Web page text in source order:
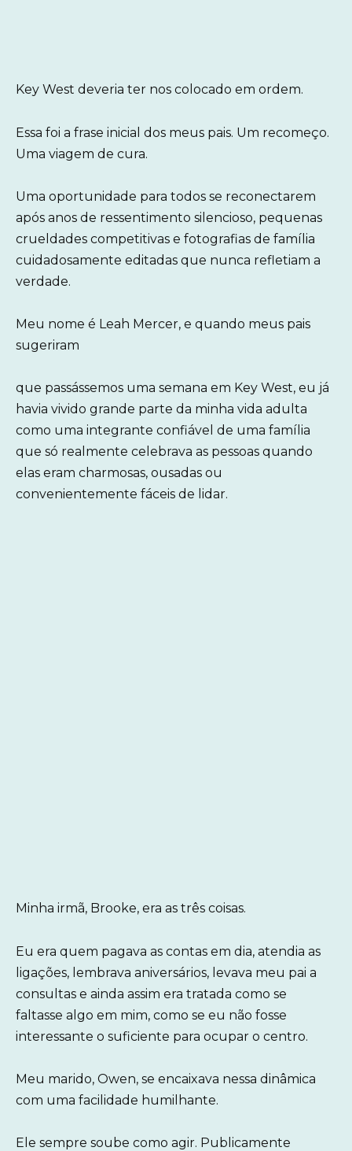
Key West deveria ter nos colocado em ordem.
Essa foi a frase inicial dos meus pais. Um recomeço.
Uma viagem de cura.
Uma oportunidade para todos se reconectarem
após anos de ressentimento silencioso, pequenas
crueldades competitivas e fotografias de família
cuidadosamente editadas que nunca refletiam a
verdade.
Meu nome é Leah Mercer, e quando meus pais
sugeriram
que passássemos uma semana em Key West, eu já
havia vivido grande parte da minha vida adulta
como uma integrante confiável de uma família
que só realmente celebrava as pessoas quando
elas eram charmosas, ousadas ou
convenientemente fáceis de lidar.
Minha irmã, Brooke, era as três coisas.
Eu era quem pagava as contas em dia, atendia as
ligações, lembrava aniversários, levava meu pai a
consultas e ainda assim era tratada como se
faltasse algo em mim, como se eu não fosse
interessante o suficiente para ocupar o centro.
Meu marido, Owen, se encaixava nessa dinâmica
com uma facilidade humilhante.
Ele sempre soube como agir. Publicamente